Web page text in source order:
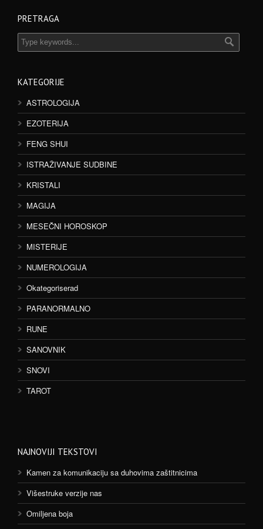
PRETRAGA
KATEGORIJE
ASTROLOGIJA
EZOTERIJA
FENG SHUI
ISTRAŽIVANJE SUDBINE
KRISTALI
MAGIJA
MESEČNI HOROSKOP
MISTERIJE
NUMEROLOGIJA
Okategoriserad
PARANORMALNO
RUNE
SANOVNIK
SNOVI
TAROT
NAJNOVIJI TEKSTOVI
Kamen za komunikaciju sa duhovima zaštitnicima
Višestruke verzije nas
Omiljena boja